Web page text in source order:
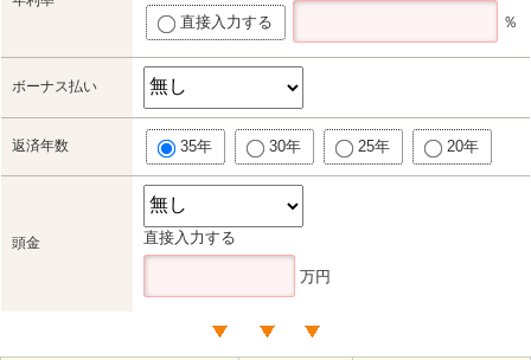
直接入力する ％
ボーナス払い
返済年数 35年 30年 25年 20年
頭金 直接入力する
万円